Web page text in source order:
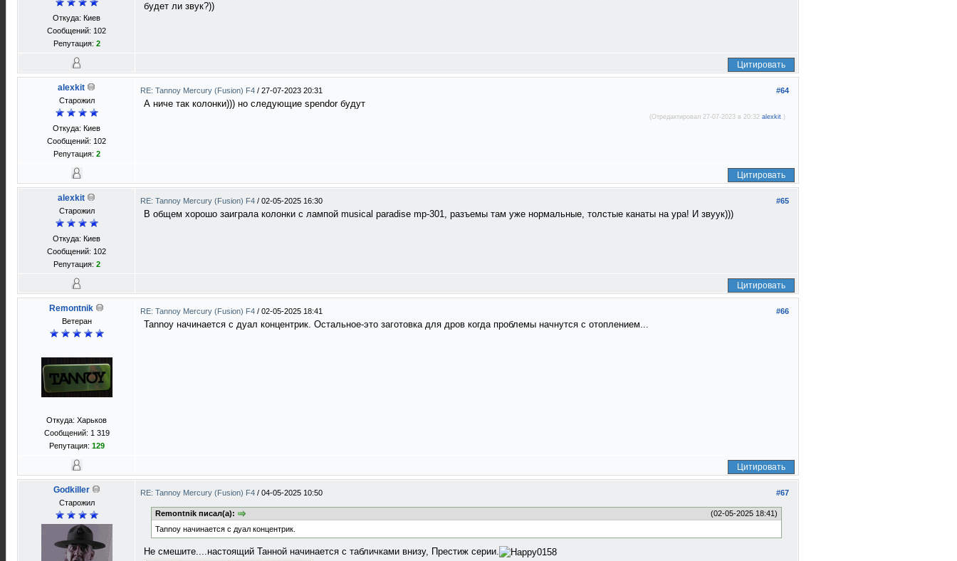
Откуда: Киев
Сообщений: 102
Репутация: 2
будет ли звук?))
Цитировать
alexkit
Старожил
Откуда: Киев
Сообщений: 102
Репутация: 2
#64
RE: Tannoy Mercury (Fusion) F4 / 27-07-2023 20:31
А ниче так колонки))) но следующие spendоr будут
(Отредактировал 27-07-2023 в 20:32 alexkit.)
Цитировать
alexkit
Старожил
Откуда: Киев
Сообщений: 102
Репутация: 2
#65
RE: Tannoy Mercury (Fusion) F4 / 02-05-2025 16:30
В общем хорошо заиграла колонки с лампой musical paradise mp-301, разъемы там уже нормальные, толстые канаты на ура! И звуук)))
Цитировать
Remontnik
Ветеран
Откуда: Харьков
Сообщений: 1 319
Репутация: 129
#66
RE: Tannoy Mercury (Fusion) F4 / 02-05-2025 18:41
Tannoy начинается с дуал концентрик. Остальное-это заготовка для дров когда проблемы начнутся с отоплением...
Цитировать
Godkiller
Старожил
#67
RE: Tannoy Mercury (Fusion) F4 / 04-05-2025 10:50
(02-05-2025 18:41)
Remontnik писал(а):
Tannoy начинается с дуал концентрик.
Не смешите....настоящий Танной начинается с табличками внизу, Престиж серии.